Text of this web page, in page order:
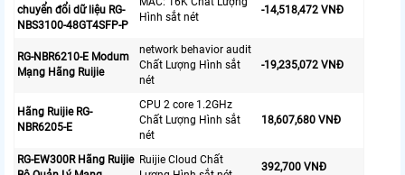
chuyển đổi dữ liệu RG-
NBS3100-48GT4SFP-P
Hình sắt nét
-14,518,472 VNĐ
RG-NBR6210-E Modum
Mạng Hãng Ruijie
network behavior audit
Chất Lượng Hình sắt
nét
-19,235,072 VNĐ
Hãng Ruijie RG-
NBR6205-E
CPU 2 core 1.2GHz
Chất Lượng Hình sắt
nét
18,607,680 VNĐ
RG-EW300R Hãng Ruijie Ruijie Cloud Chất
392,700 VNĐ